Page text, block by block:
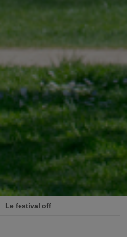
Le festival off